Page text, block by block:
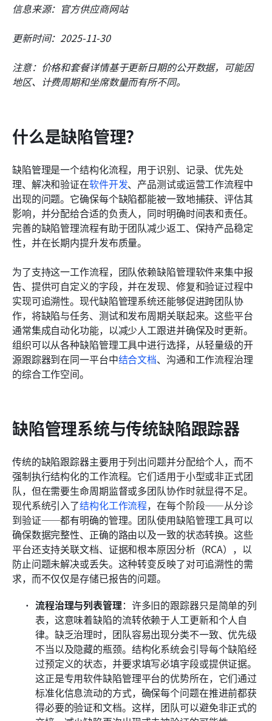
信息来源：官方供应商网站
更新时间：2025-11-30
注意：价格和套餐详情基于更新日期的公开数据，可能因
地区、计费周期和坐席数量而有所不同。
什么是缺陷管理？
缺陷管理是一个结构化流程，用于识别、记录、优先处
理、解决和验证在软件开发、产品测试或运营工作流程中
出现的问题。它确保每个缺陷都能被一致地捕获、评估其
影响，并分配给合适的负责人，同时明确时间表和责任。
完善的缺陷管理流程有助于团队减少返工、保持产品稳定
性，并在长期内提升发布质量。
为了支持这一工作流程，团队依赖缺陷管理软件来集中报
告、提供可自定义的字段，并在发现、修复和验证过程中
实现可追溯性。现代缺陷管理系统还能够促进跨团队协
作，将缺陷与任务、测试和发布周期关联起来。这些平台
通常集成自动化功能，以减少人工跟进并确保及时更新。
组织可以从各种缺陷管理工具中进行选择，从轻量级的开
源跟踪器到在同一平台中结合文档、沟通和工作流程治理
的综合工作空间。
缺陷管理系统与传统缺陷跟踪器
传统的缺陷跟踪器主要用于列出问题并分配给个人，而不
强制执行结构化的工作流程。它们适用于小型或非正式团
队，但在需要生命周期监督或多团队协作时就显得不足。
现代系统引入了结构化工作流程，在每个阶段——从分诊
到验证——都有明确的管理。团队使用缺陷管理工具可以
确保数据完整性、正确的路由以及一致的状态转换。这些
平台还支持关联文档、证据和根本原因分析（RCA），以
防止问题未解决或丢失。这种转变反映了对可追溯性的需
求，而不仅仅是存储已报告的问题。
流程治理与列表管理：许多旧的跟踪器只是简单的列
表，这意味着缺陷的流转依赖于人工更新和个人自
律。缺乏治理时，团队容易出现分类不一致、优先级
不当以及隐藏的瓶颈。结构化系统会引导每个缺陷经
过预定义的状态，并要求填写必填字段或提供证据。
这正是专用软件缺陷管理平台的优势所在，它们通过
标准化信息流动的方式，确保每个问题在推进前都获
得必要的验证和文档。这样，团队可以避免非正式的